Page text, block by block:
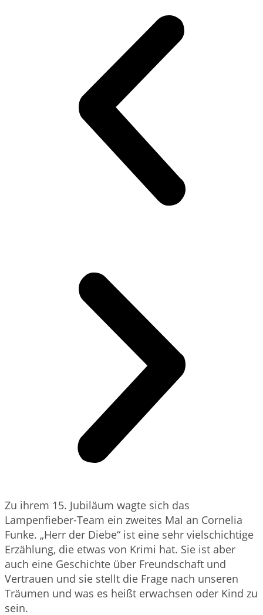
Zu ihrem 15. Jubiläum wagte sich das
Lampenfieber-Team ein zweites Mal an Cornelia
Funke. „Herr der Diebe“ ist eine sehr vielschichtige
Erzählung, die etwas von Krimi hat. Sie ist aber
auch eine Geschichte über Freundschaft und
Vertrauen und sie stellt die Frage nach unseren
Träumen und was es heißt erwachsen oder Kind zu
sein.